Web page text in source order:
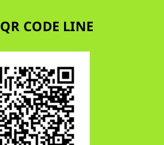
QR CODE LINE